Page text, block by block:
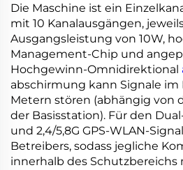
Die Maschine ist ein
mit 10 Kanalausgängen,
Ausgangsleistung von 10W,
Management-Chip und
Hochgewinn-Omnidirektional
abschirmung kann Signale im
Metern stören (abhängig von
der Basisstation). Für den
und 2,4/5,8G GPS-WLAN-
Betreibers, sodass jegliche
innerhalb des